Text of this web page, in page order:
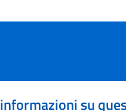
su